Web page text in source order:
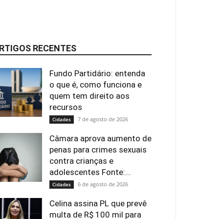
RECENTES
Fundo Partidário: entenda
o que é, como funciona e
quem tem direito aos
recursos
Cidades 7 de agosto de 2026
Câmara aprova aumento de
penas para crimes sexuais
contra crianças e
adolescentes Fonte:...
Cidades 6 de agosto de 2026
Celina assina PL que prevê
multa de R$ 100 mil para